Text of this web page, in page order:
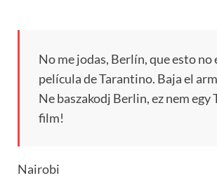
No me jodas, Berlín, que esto no
película de Tarantino. Baja el
Ne baszakodj Berlin, ez nem egy
film!
Nairobi